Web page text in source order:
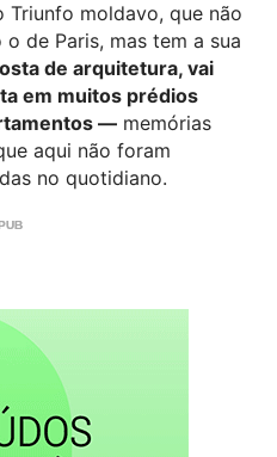
moldavo, que não
de Paris, mas tem a sua
de arquitetura, vai
em muitos prédios
— memórias
aqui não foram
no quotidiano.